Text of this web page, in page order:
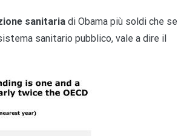
sanitaria di Obama più soldi che se
sanitario pubblico, vale a dire il